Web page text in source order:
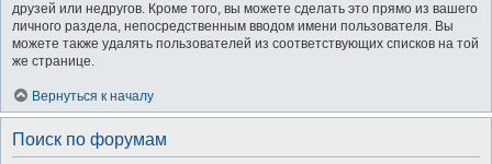
друзей или недругов. Кроме того, вы можете сделать это прямо из вашего
личного раздела, непосредственным вводом имени пользователя. Вы
можете также удалять пользователей из соответствующих списков на той
же странице.
Вернуться к началу
Поиск по форумам